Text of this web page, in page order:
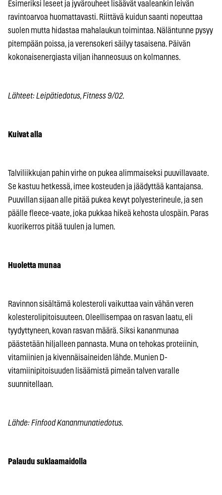
Esimeriksi leseet ja jyvärouheet lisäävät vaaleankin leivän
ravintoarvoa huomattavasti. Riittävä kuidun saanti nopeuttaa
suolen mutta hidastaa mahalaukun toimintaa. Näläntunne pysyy
pitempään poissa, ja verensokeri säilyy tasaisena. Päivän
kokonaisenergiasta viljan ihanneosuus on kolmannes.
Lähteet: Leipätiedotus, Fitness 9/02.
Kuivat alla
Talviliikkujan pahin virhe on pukea alimmaiseksi puuvillavaate.
Se kastuu hetkessä, imee kosteuden ja jäädyttää kantajansa.
Puuvillan sijaan alle pitää pukea kevyt polyesterineule, ja sen
päälle fleece-vaate, joka pukkaa hikeä kehosta ulospäin. Paras
kuorikerros pitää tuulen ja lumen.
Huoletta munaa
Ravinnon sisältämä kolesteroli vaikuttaa vain vähän veren
kolesterolipitoisuuteen. Oleellisempaa on rasvan laatu, eli
tyydyttyneen, kovan rasvan määrä. Siksi kananmunaa
päästetään hiljalleen pannasta. Muna on tehokas proteiinin,
vitamiinien ja kivennäisaineiden lähde. Munien D-
vitamiinipitoisuuden lisäämistä pimeän talven varalle
suunnitellaan.
Lähde: Finfood Kananmunatiedotus.
Palaudu suklaamaidolla